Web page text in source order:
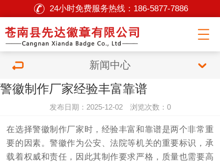
24小时免费服务热线： 186-5877-7886
新闻中心
警徽制作厂家经验丰富靠谱
发布日期：2025-12-02 浏览次数：0
在选择警徽制作厂家时，经验丰富和靠谱是两个非常重
要的因素。警徽作为公安、法院等机关的重要标识，承
载着权威和责任，因此其制作要求严格，质量也需要高